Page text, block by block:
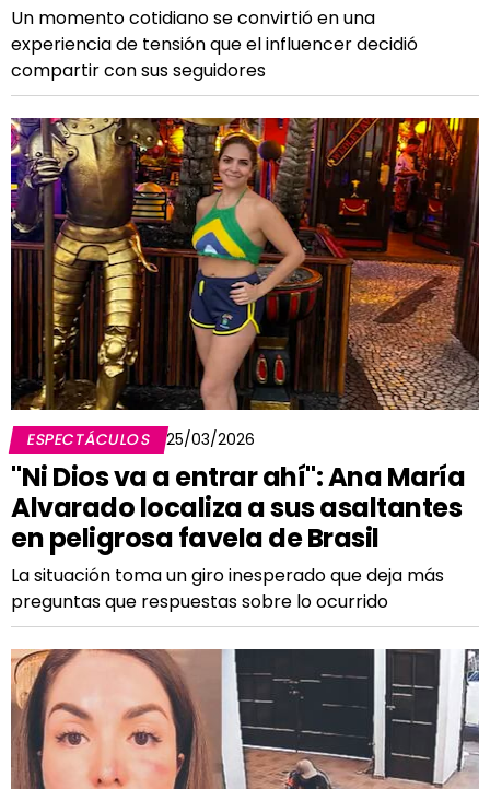
Un momento cotidiano se convirtió en una
experiencia de tensión que el influencer decidió
compartir con sus seguidores
ESPECTÁCULOS 25/03/2026
"Ni Dios va a entrar ahí": Ana María
Alvarado localiza a sus asaltantes
en peligrosa favela de Brasil
La situación toma un giro inesperado que deja más
preguntas que respuestas sobre lo ocurrido